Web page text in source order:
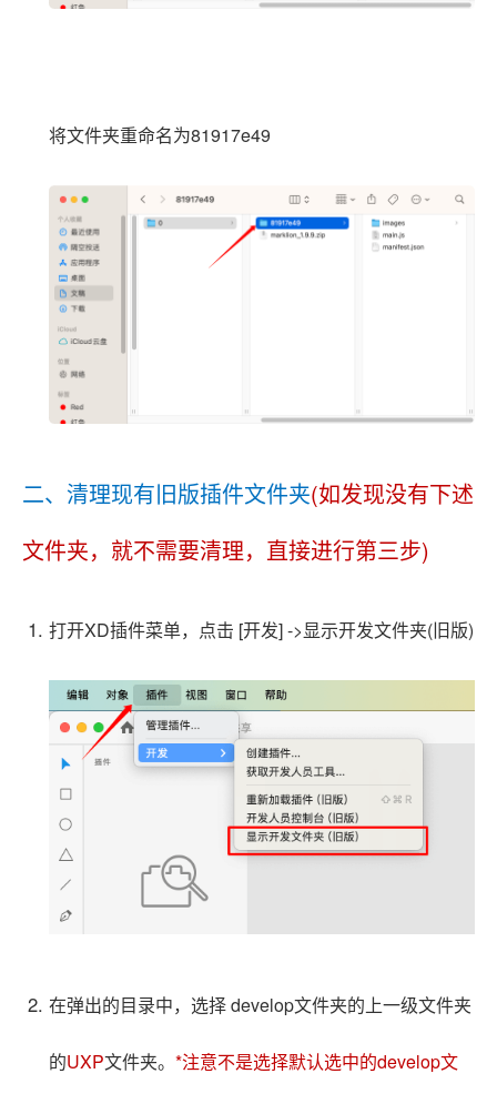
将文件夹重命名为81917e49
二、清理现有旧版插件文件夹(如发现没有下述
文件夹，就不需要清理，直接进行第三步)
打开XD插件菜单，点击 [开发] ->显示开发文件夹(旧版)
在弹出的目录中，选择 develop文件夹的上一级文件夹
的UXP文件夹。 *注意不是选择默认选中的develop文